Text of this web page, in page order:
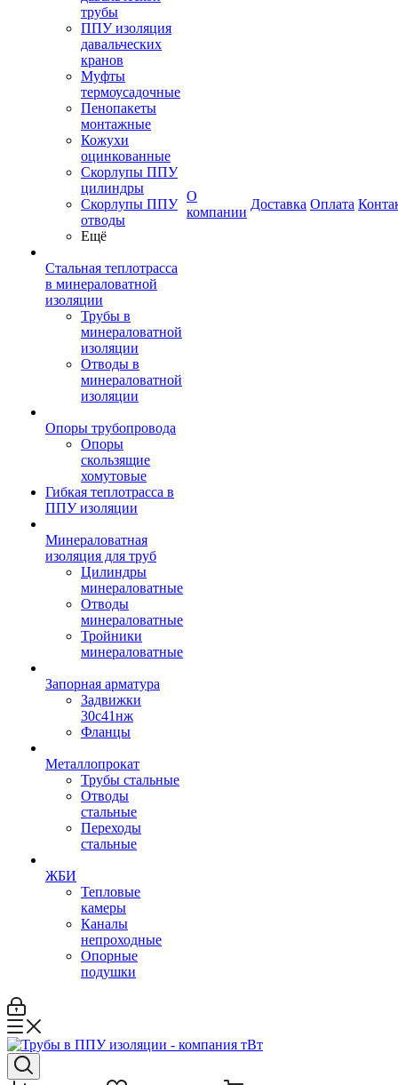
трубы
ППУ изоляция
давальческих
кранов
Муфты
термоусадочные
Пенопакеты
монтажные
Кожухи
оцинкованные
Скорлупы ППУ
цилиндры
Скорлупы ППУ
отводы
Ещё
Стальная теплотрасса
в минераловатной
изоляции
Трубы в
минераловатной
изоляции
Отводы в
минераловатной
изоляции
Опоры трубопровода
Опоры
скользящие
хомутовые
Гибкая теплотрасса в
ППУ изоляции
Минераловатная
изоляция для труб
Цилиндры
минераловатные
Отводы
минераловатные
Тройники
минераловатные
Запорная арматура
Задвижки
30с41нж
Фланцы
Металлопрокат
Трубы стальные
Отводы
стальные
Переходы
стальные
ЖБИ
Тепловые
камеры
Каналы
непроходные
Опорные
подушки
О
компании
Доставка Оплата